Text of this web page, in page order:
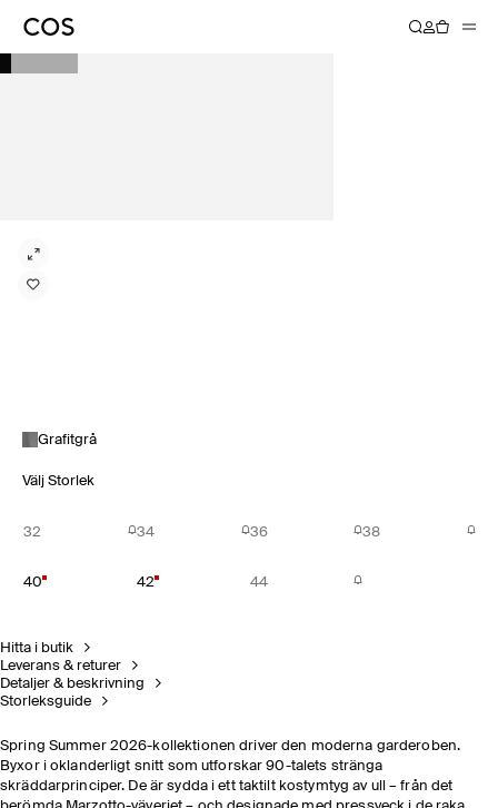
Grafitgrå
Välj Storlek
32 34 36 38
40 42 44
Hitta i butik
Leverans & returer
Detaljer & beskrivning
Storleksguide
Spring Summer 2026-kollektionen driver den moderna garderoben.
Byxor i oklanderligt snitt som utforskar 90-talets stränga
skräddarprinciper. De är sydda i ett taktilt kostymtyg av ull – från det